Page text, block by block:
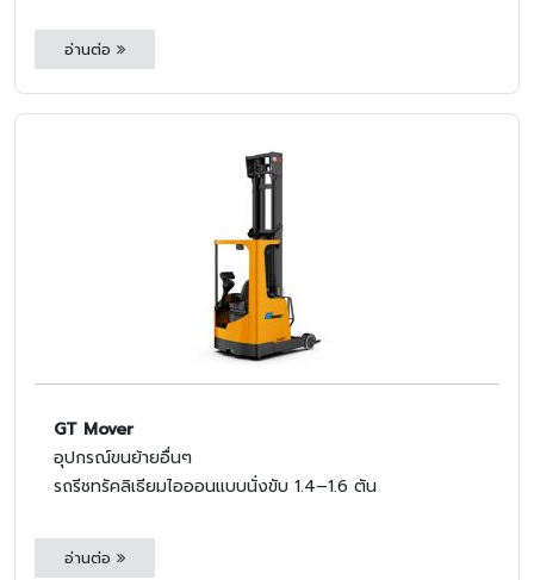
อ่านต่อ
GT Mover
อุปกรณ์ขนย้ายอื่นๆ
รถรีชทรัคลิเธียมไอออนแบบนั่งขับ 1.4–1.6 ตัน
อ่านต่อ